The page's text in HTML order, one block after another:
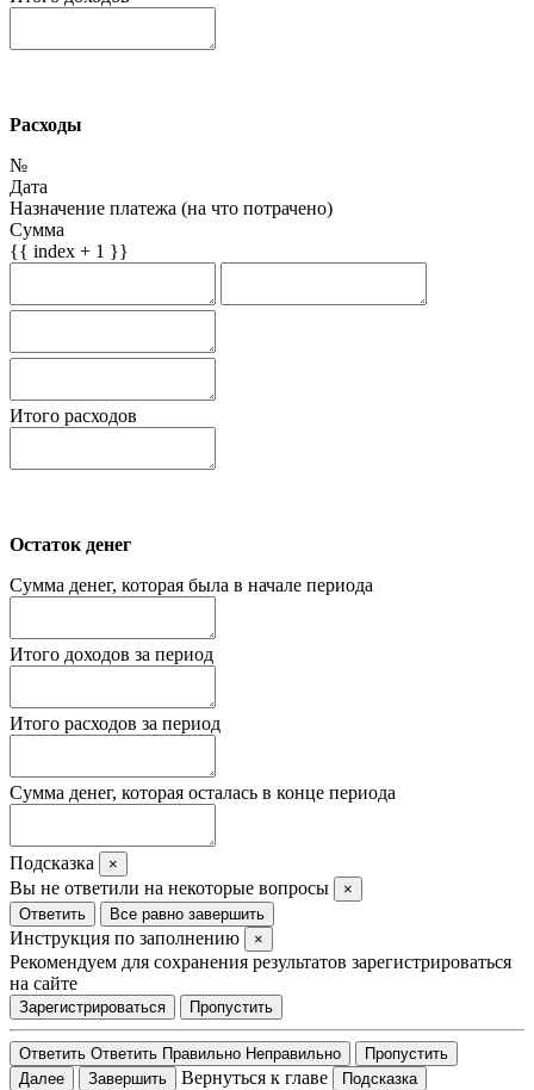
Расходы
№
Дата
Назначение платежа (на что потрачено)
Сумма
{{ index + 1 }}
Итого расходов
Остаток денег
Сумма денег, которая была в начале периода
Итого доходов за период
Итого расходов за период
Сумма денег, которая осталась в конце периода
Подсказка ×
Вы не ответили на некоторые вопросы
×
Ответить
Все равно завершить
Инструкция по заполнению ×
Рекомендуем для сохранения результатов зарегистрироваться
на сайте
Зарегистрироваться Пропустить
Ответить Ответить Правильно Неправильно
Пропустить
Далее
Завершить Вернуться к главе Подсказка